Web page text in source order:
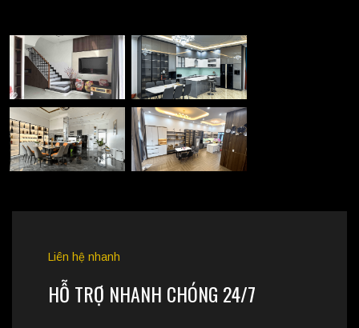
Liên hệ nhanh
HỖ TRỢ NHANH CHÓNG 24/7